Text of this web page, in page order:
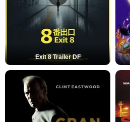
Exit 8 Trailer DF